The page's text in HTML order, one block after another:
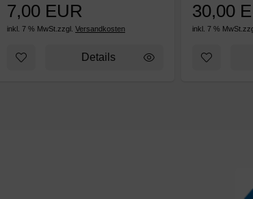
Sicherheits- und Pflegehinweise
7,00 EUR
inkl. 7 % MwSt. zzgl. Versandkosten
Zum Merkzettel hinzufügen: Magnet-Vase
Details
30,00
inkl. 7 % MwSt.
Zum